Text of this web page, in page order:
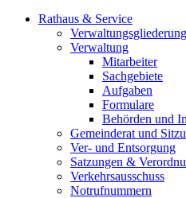
Rathaus & Service
Verwaltungsgliederung
Verwaltung
Mitarbeiter
Sachgebiete
Aufgaben
Formulare
Behörden und
Gemeinderat und
Ver- und Entsorgung
Satzungen &
Verkehrsausschuss
Notrufnummern